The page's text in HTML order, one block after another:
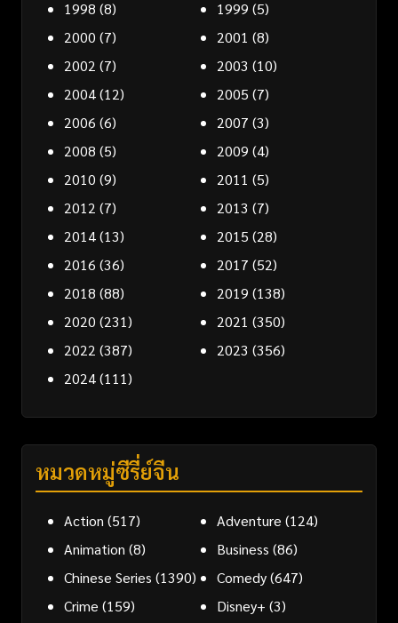
1998 (8) 1999 (5)
2000 (7) 2001 (8)
2002 (7) 2003 (10)
2004(12) 2005 (7)
2006 (6) 2007 (3)
2008 (5) 2009 (4)
2010 (9) 2011 (5)
2012 (7) 2013 (7)
2014(13) 2015 (28)
2016 (36) 2017 (52)
2018 (88) 2019 (138)
2020 (231) 2021 (350)
2022 (387) 2023 (356)
2024(111)
หมวดหมู่ซีรี่ย์จีน
Action (517) Adventure (124)
Animation (8) Business (86)
Chinese Series (1390) Comedy(647)
Crime (159) Disney+ (3)